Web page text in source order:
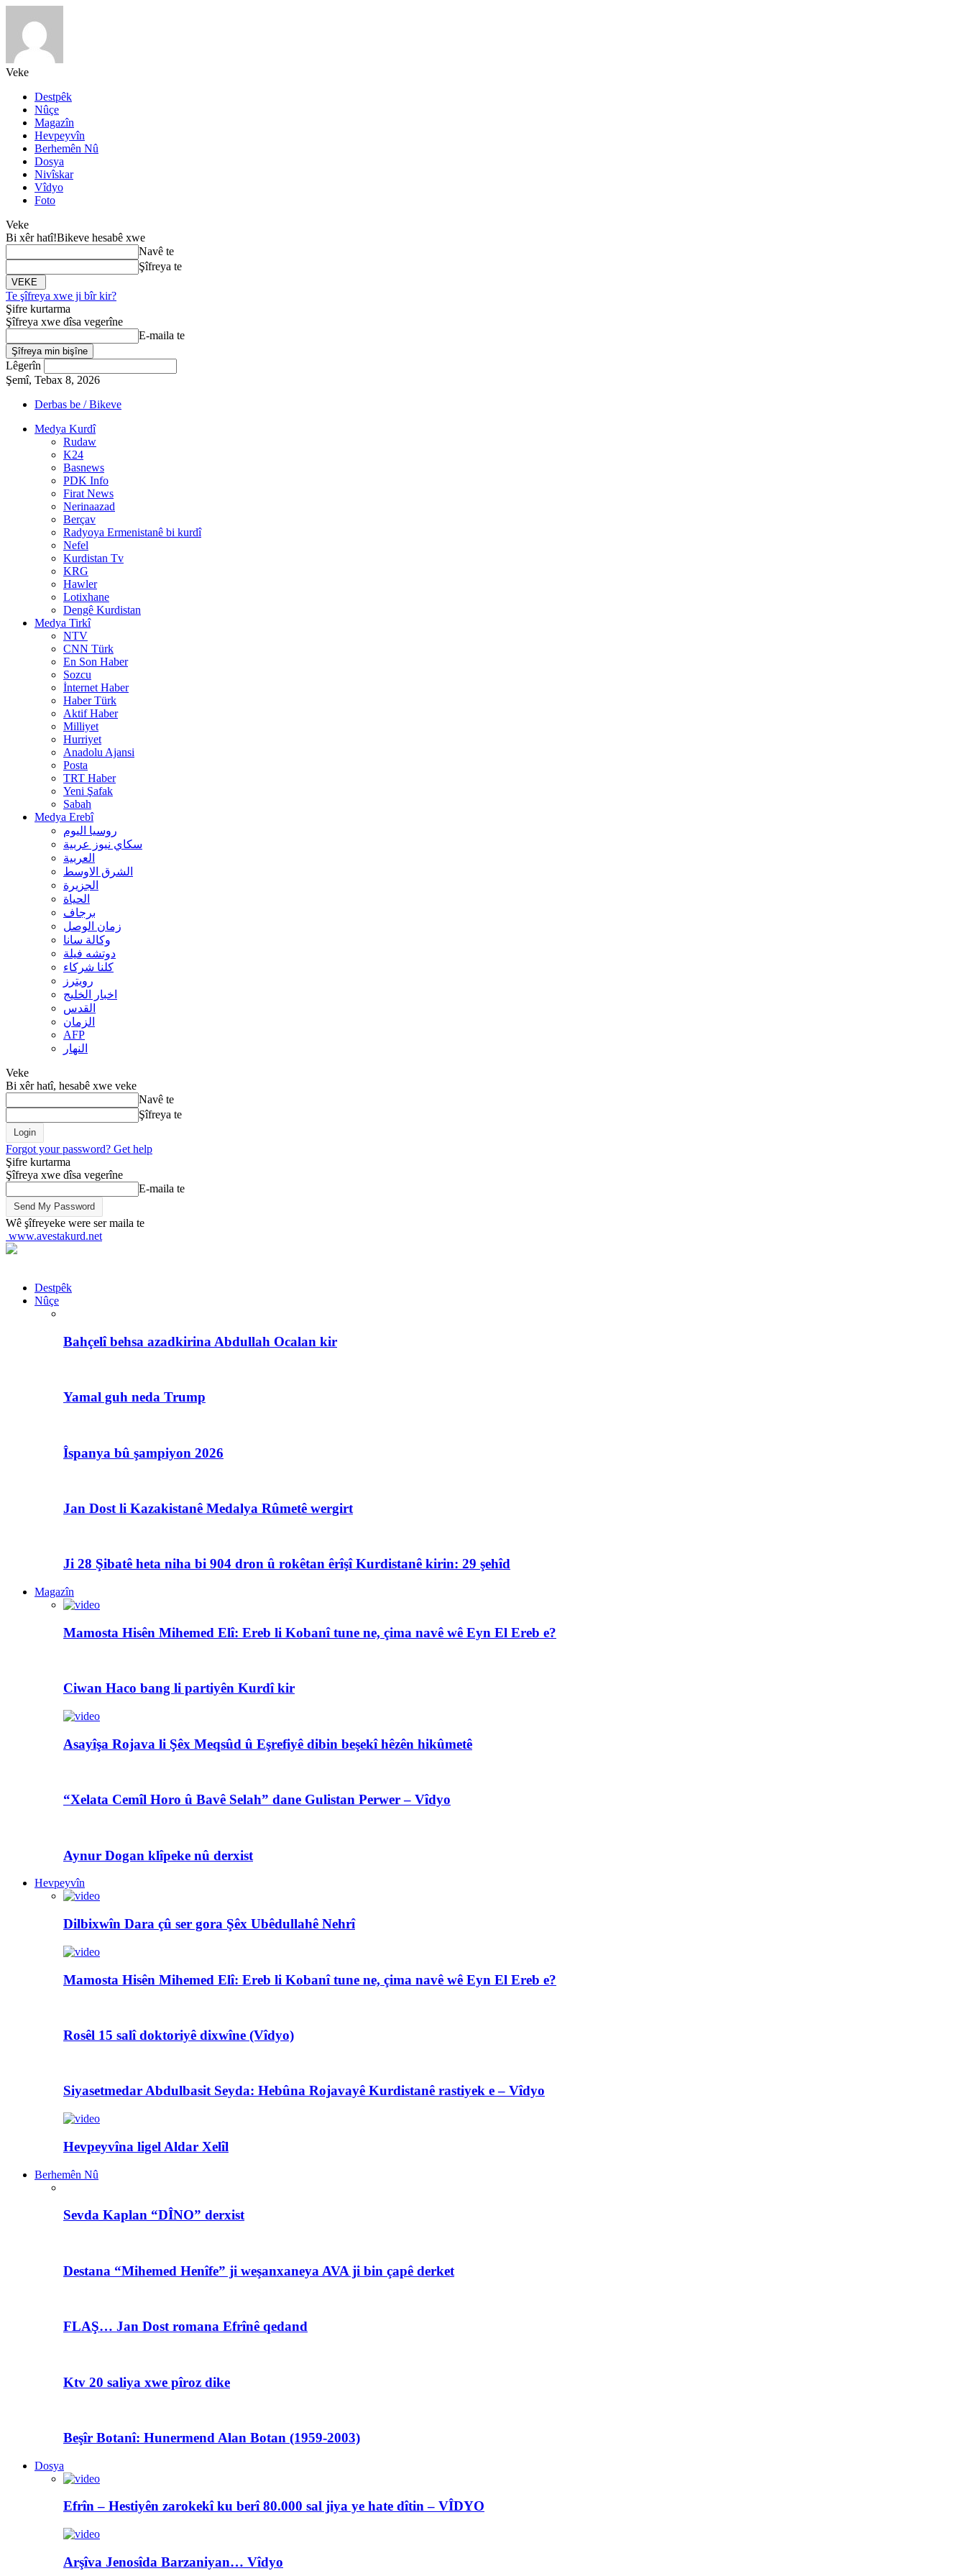
Veke
Destpêk
Nûçe
Magazîn
Hevpeyvîn
Berhemên Nû
Dosya
Nivîskar
Vîdyo
Foto
Veke
Bi xêr hatî!Bikeve hesabê xwe
Navê te
Şîfreya te
Te şîfreya xwe ji bîr kir?
Şifre kurtarma
Şîfreya xwe dîsa vegerîne
E-maila te
Lêgerîn
Şemî, Tebax 8, 2026
Derbas be / Bikeve
Medya Kurdî
Rudaw
K24
Basnews
PDK Info
Firat News
Nerinaazad
Berçav
Radyoya Ermenistanê bi kurdî
Nefel
Kurdistan Tv
KRG
Hawler
Lotixhane
Dengê Kurdistan
Medya Tirkî
NTV
CNN Türk
En Son Haber
Sozcu
İnternet Haber
Haber Türk
Aktif Haber
Milliyet
Hurriyet
Anadolu Ajansi
Posta
TRT Haber
Yeni Şafak
Sabah
Medya Erebî
روسیا الیوم
سكاي نيوز عربية
العربية
الشرق الاوسط
الجزيرة
الحیاة
برجاف
زمان الوصل
وکالة سانا
دوتشه فیلة
کلنا شرکاء
رويترز
اخبار الخلیج
القدس
الزمان
AFP
النهار
Veke
Bi xêr hatî, hesabê xwe veke
Navê te
Şîfreya te
Forgot your password? Get help
Şifre kurtarma
Şîfreya xwe dîsa vegerîne
E-maila te
Wê şîfreyeke were ser maila te
www.avestakurd.net
Destpêk
Nûçe
Bahçelî behsa azadkirina Abdullah Ocalan kir
Yamal guh neda Trump
Îspanya bû şampiyon 2026
Jan Dost li Kazakistanê Medalya Rûmetê wergirt
Ji 28 Şibatê heta niha bi 904 dron û rokêtan êrîşî Kurdistanê kirin: 29 şehîd
Magazîn
Mamosta Hisên Mihemed Elî: Ereb li Kobanî tune ne, çima navê wê Eyn El Ereb e?
Ciwan Haco bang li partiyên Kurdî kir
Asayîşa Rojava li Şêx Meqsûd û Eşrefiyê dibin beşekî hêzên hikûmetê
“Xelata Cemîl Horo û Bavê Selah” dane Gulistan Perwer – Vîdyo
Aynur Dogan klîpeke nû derxist
Hevpeyvîn
Dilbixwîn Dara çû ser gora Şêx Ubêdullahê Nehrî
Mamosta Hisên Mihemed Elî: Ereb li Kobanî tune ne, çima navê wê Eyn El Ereb e?
Rosêl 15 salî doktoriyê dixwîne (Vîdyo)
Siyasetmedar Abdulbasit Seyda: Hebûna Rojavayê Kurdistanê rastiyek e – Vîdyo
Hevpeyvîna ligel Aldar Xelîl
Berhemên Nû
Sevda Kaplan “DÎNO” derxist
Destana “Mihemed Henîfe” ji weşanxaneya AVA ji bin çapê derket
FLAŞ… Jan Dost romana Efrînê qedand
Ktv 20 saliya xwe pîroz dike
Beşîr Botanî: Hunermend Alan Botan (1959-2003)
Dosya
Efrîn – Hestiyên zarokekî ku berî 80.000 sal jiya ye hate dîtin – VÎDYO
Arşîva Jenosîda Barzaniyan… Vîdyo